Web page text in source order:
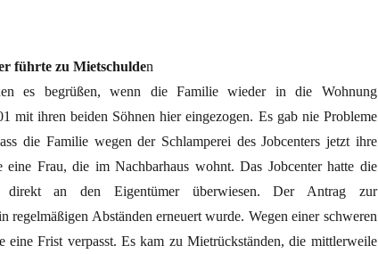
führte zu Mietschulden
es begrüßen, wenn die Familie wieder in die Wohnung
mit ihren beiden Söhnen hier eingezogen. Es gab nie Probleme
die Familie wegen der Schlamperei des Jobcenters jetzt ihre
eine Frau, die im Nachbarhaus wohnt. Das Jobcenter hatte die
an den Eigentümer überwiesen. Der Antrag zur
regelmäßigen Abständen erneuert wurde. Wegen einer schweren
eine Frist verpasst. Es kam zu Mietrückständen, die mittlerweile